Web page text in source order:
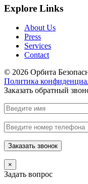
Explore Links
About Us
Press
Services
Contact
© 2026 Орбита
Политика
Заказать обратный
×
Задать вопрос